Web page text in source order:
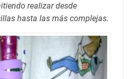
realizar desde
hasta las más complejas.